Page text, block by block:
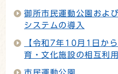
御所市民運動公園およ
システムの導入
【令和7年10月1日か
育・文化施設の相互利
市民運動公園